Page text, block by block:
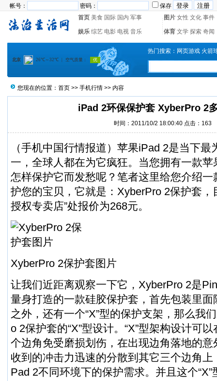
帐号： 密码：
保存
首页 美食 国际 国内 军事 图片 女性 文化 事件
娱乐 综艺 电影 电视 音乐 体育 文学 探索 奇闻
热门搜索： 网页游戏 火箭
您现在的位置： 首页 >> 手机行情 >> 内容
iPad 2环保保护套 XyberPro 2
时间：2011/10/2 18:00:40 点击： 163
（手机中国行情报道）苹果iPad 2是当下
一，全球人都在为它疯狂。当您拥有一款
怎样保护它而发愁呢？笔者这里给您介绍
护您的宝贝，它就是：XyberPro 2保护套，
授权专卖店”处报价为268元。
XyberPro 2保护套图片
让我们近距离观察一下它，XyberPro 2是
量身打造的一款硅胶保护套，首先包装里
之外，还有一个“X”型的保护支架，那么我
o 2保护套的“X”型设计。“X”型架构设计可
个边角免受磨损划伤，在出现边角落地的
收到的冲击力迅速的分散到其它三个边角
Pad 2不同环境下的保护需求。并且这个